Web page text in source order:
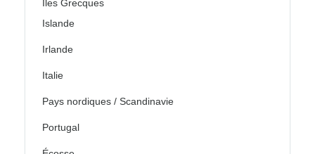
Îles Grecques
Islande
Irlande
Italie
Pays nordiques / Scandinavie
Portugal